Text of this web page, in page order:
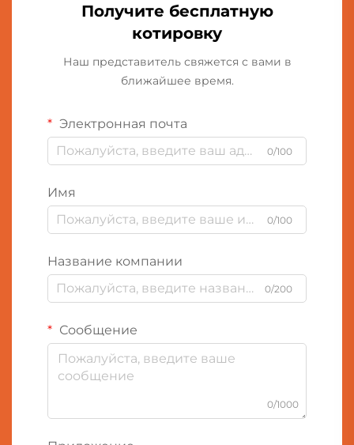
Получите бесплатную
котировку
Наш представитель свяжется с вами в
ближайшее время.
Электронная почта
0/100
Имя
0/100
Название компании
0/200
Сообщение
0/1000